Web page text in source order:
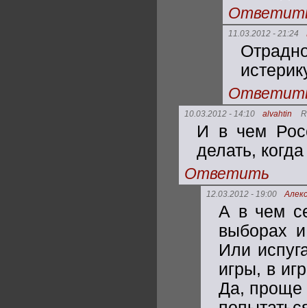
11.03.2012 - 21:24
10.03.2012 - 14:10 alvahtin
И в чем
делать,
Ответить
12.03.2012 - 19:00
А в чем
выборах
Или
игры, в
Да, проще